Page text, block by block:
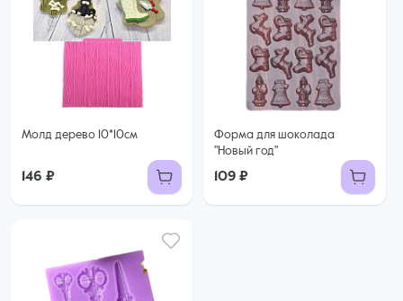
Молд дерево 10*10см
146 ₽
Форма для шоколада
"Новый год"
109 ₽